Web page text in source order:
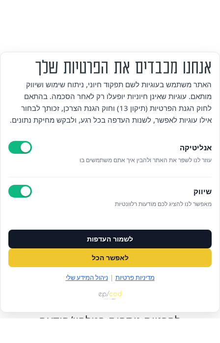
לפרטים נוספים בטלפון/הודעה
אזור אישי
הצהרת נגישות
אנחנו מכבדים את הפרטיות שלך
האתר משתמש בעוגיות לשם תפקוד חיוני, ניתוח שימוש ושיווק
מותאם. עוגיות שאינן חיוניות יופעלו רק לאחר הסכמה. בהתאם
לחוק הגנת הפרטיות (תיקון 13) וחוק הגנת הצרכן, זכותך לבחור
אילו עוגיות לאפשר, לשנות העדפה בכל רגע, ולבקש מחיקת נתונים.
אנליטיקה
עוזר לנו לשפר את האתר ולהבין איך אתם משתמשים בו
שיווק
מאפשר לנו להציג לכם מודעות רלוונטיות
לשמור העדפות
לאפשר הכל
מדיניות פרטיות | ניהול המידע שלי